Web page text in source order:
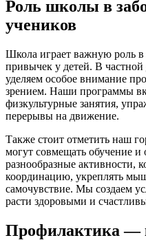
Роль школы в
учеников
Школа играет важную роль
привычек у детей. В
уделяем особое внимание
зрением. Наши программы
физкультурные занятия,
перерывы на движение.
Также стоит отметить наш
могут совмещать обучение и
разнообразные активности,
координацию, укреплять
самочувствие. Мы создаем
расти здоровыми и
Профилактика —